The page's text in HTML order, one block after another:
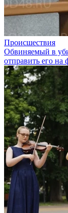
Происшествия
Обвиняемый в
отправить его на